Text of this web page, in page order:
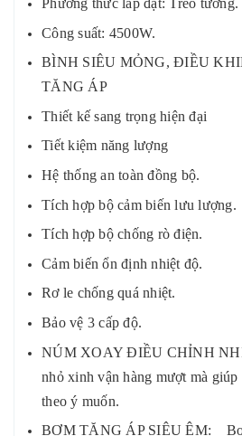
Phương thức lắp đặt: Treo tường.
Công suất: 4500W.
BÌNH SIÊU MỎNG, ĐIỀU
TĂNG ÁP
Thiết kế sang trọng hiện đại
Tiết kiệm năng lượng
Hệ thống an toàn đồng bộ.
Tích hợp bộ cảm biến lưu lượng.
Tích hợp bộ chống rò điện.
Cảm biến ổn định nhiệt độ.
Rơ le chống quá nhiệt.
Bảo vệ 3 cấp độ.
NÚM XOAY ĐIỀU CHỈNH
nhỏ xinh vận hàng mượt mà
theo ý muốn.
BƠM TĂNG ÁP SIÊU ÊM: